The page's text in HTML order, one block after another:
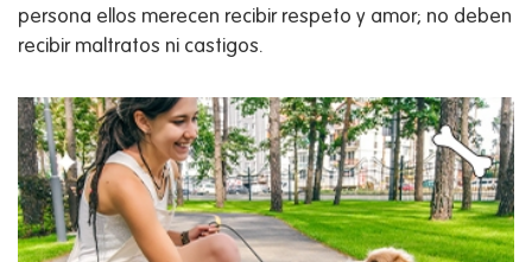
persona ellos merecen recibir respeto y amor; no deben
recibir maltratos ni castigos.